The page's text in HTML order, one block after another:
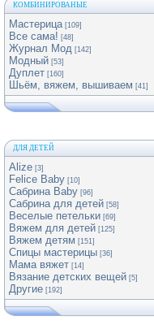
КОМБИНИРОВАНЫЕ
Мастерица [109]
Все сама! [48]
Журнал Мод [142]
Модный [53]
Дуплет [160]
Шьём, вяжем, вышиваем [41]
ДЛЯ ДЕТЕЙ
Alize [3]
Felice Baby [10]
Сабрина Baby [96]
Сабрина для детей [58]
Веселые петельки [69]
Вяжем для детей [125]
Вяжем детям [151]
Спицы мастерицы [36]
Мама вяжет [14]
Вязание детских вещей [5]
Другие [192]